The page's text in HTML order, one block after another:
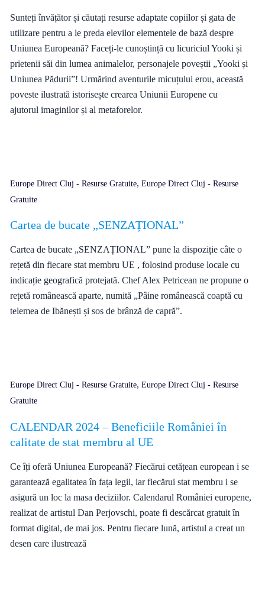
Sunteți învățător și căutați resurse adaptate copiilor și gata de
utilizare pentru a le preda elevilor elementele de bază despre
Uniunea Europeană? Faceți-le cunoștință cu licuriciul Yooki și
prietenii săi din lumea animalelor, personajele poveștii „Yooki și
Uniunea Pădurii”! Urmărind aventurile micuțului erou, această
poveste ilustrată istorisește crearea Uniunii Europene cu
ajutorul imaginilor și al metaforelor.
Europe Direct Cluj - Resurse Gratuite, Europe Direct Cluj - Resurse
Gratuite
Cartea de bucate „SENZAȚIONAL”
Cartea de bucate „SENZAȚIONAL” pune la dispoziție câte o
rețetă din fiecare stat membru UE , folosind produse locale cu
indicație geografică protejată. Chef Alex Petricean ne propune o
rețetă românească aparte, numită „Pâine românească coaptă cu
telemea de Ibănești și sos de brânză de capră”.
Europe Direct Cluj - Resurse Gratuite, Europe Direct Cluj - Resurse
Gratuite
CALENDAR 2024 – Beneficiile României în
calitate de stat membru al UE
Ce îți oferă Uniunea Europeană? Fiecărui cetățean european i se
garantează egalitatea în fața legii, iar fiecărui stat membru i se
asigură un loc la masa deciziilor. Calendarul României europene,
realizat de artistul Dan Perjovschi, poate fi descărcat gratuit în
format digital, de mai jos. Pentru fiecare lună, artistul a creat un
desen care ilustrează